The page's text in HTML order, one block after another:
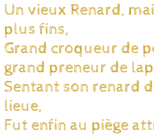
Un vieux Renard,
plus fins,
Grand croqueur de
grand preneur de
Sentant son renard
lieue,
Fut enfin au piège